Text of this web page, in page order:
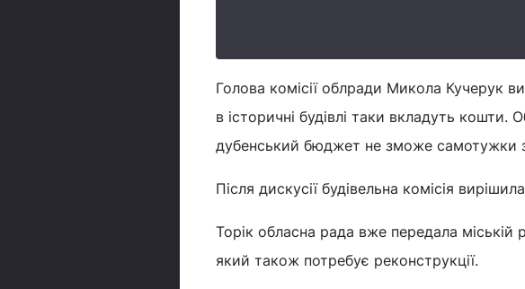
Голова комісії облради Микола Кучерук
в історичні будівлі таки вкладуть кошти.
дубенський бюджет не зможе самотужки
Після дискусії будівельна комісія
Торік обласна рада вже передала міській
який також потребує реконструкції.